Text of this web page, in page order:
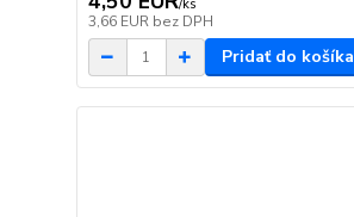
/ks
3,66 EUR bez DPH
Pridať do košíka